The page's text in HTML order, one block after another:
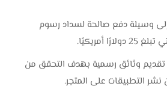
وسيلة دفع صالحة لسداد رسوم
أمريكيًا.
وثائق رسمية بهدف التحقق من
التطبيقات على المتجر.